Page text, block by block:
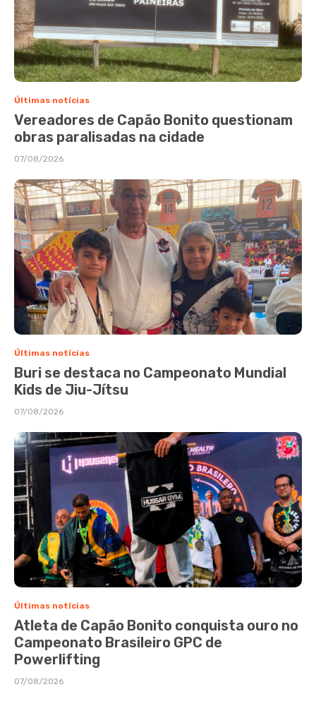
Últimas notícias
Vereadores de Capão Bonito questionam
obras paralisadas na cidade
07/08/2026
Últimas notícias
Buri se destaca no Campeonato Mundial
Kids de Jiu-Jítsu
07/08/2026
Últimas notícias
Atleta de Capão Bonito conquista ouro no
Campeonato Brasileiro GPC de
Powerlifting
07/08/2026